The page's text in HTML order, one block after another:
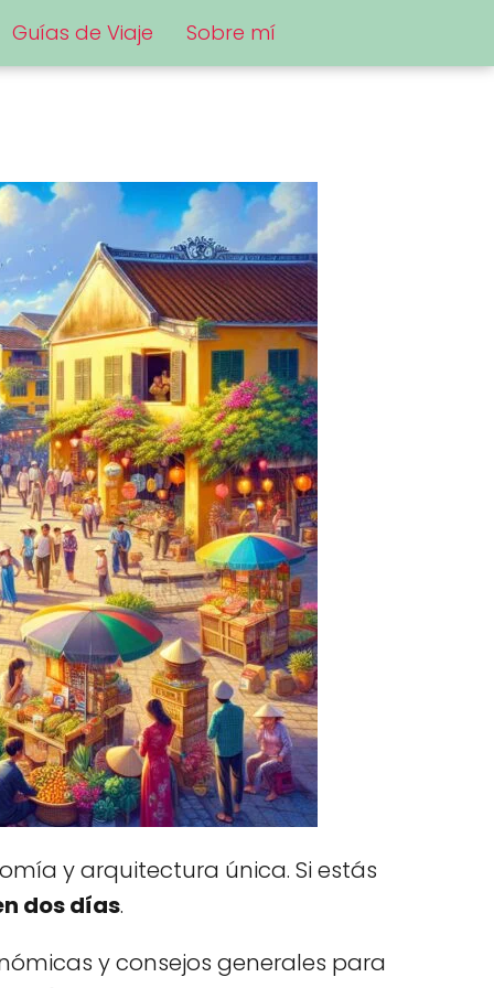
Guías de Viaje Sobre mí
y arquitectura única. Si estás
dos días.
y consejos generales para